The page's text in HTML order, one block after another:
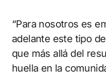
“Para nosotros es
adelante este tipo
que más allá del
huella en la